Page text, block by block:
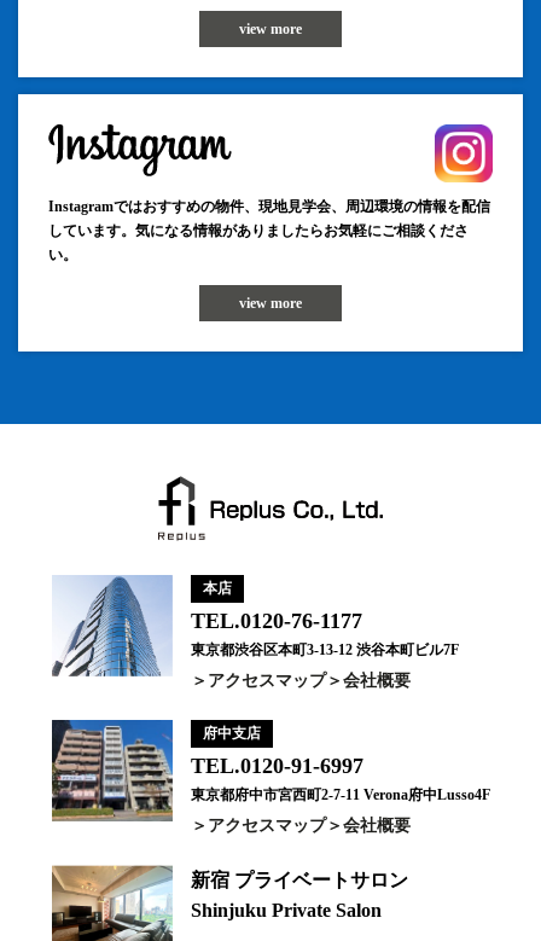
view more
Instagramではおすすめの物件、現地見学会、周辺環境の情報を配信
しています。気になる情報がありましたらお気軽にご相談くださ
い。
view more
本店
TEL.0120-76-1177
東京都渋谷区本町3-13-12 渋谷本町ビル7F
アクセスマップ 会社概要
府中支店
TEL.0120-91-6997
東京都府中市宮西町2-7-11 Verona府中Lusso4F
アクセスマップ 会社概要
新宿 プライベートサロン
Shinjuku Private Salon